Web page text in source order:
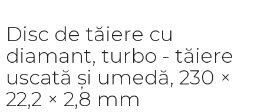
Disc de tăiere cu
diamant, turbo - tăiere
uscată și umedă, 230 ×
22,2 × 2,8 mm